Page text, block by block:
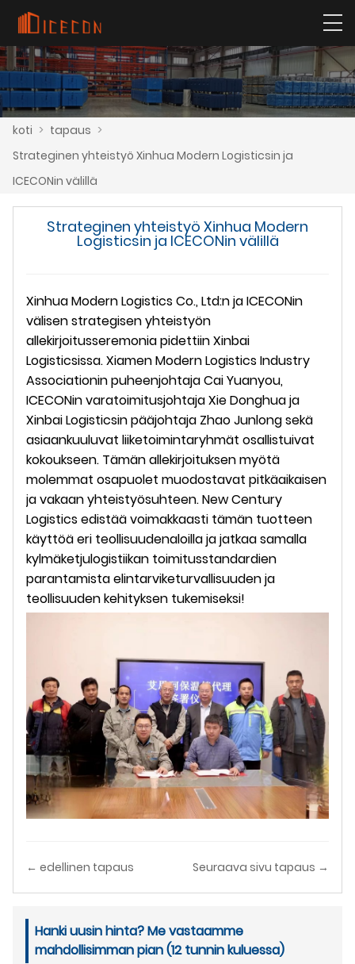
koti > tapaus >
Strateginen yhteistyö Xinhua Modern Logisticsin ja
ICECONin välillä
Strateginen yhteistyö Xinhua Modern
Logisticsin ja ICECONin välillä
Xinhua Modern Logistics Co., Ltd:n ja ICECONin
välisen strategisen yhteistyön
allekirjoitusseremonia pidettiin Xinbai
Logisticsissa. Xiamen Modern Logistics Industry
Associationin puheenjohtaja Cai Yuanyou,
ICECONin varatoimitusjohtaja Xie Donghua ja
Xinbai Logisticsin pääjohtaja Zhao Junlong sekä
asiaankuuluvat liiketoimintaryhmät osallistuivat
kokoukseen. Tämän allekirjoituksen myötä
molemmat osapuolet muodostavat pitkäaikaisen
ja vakaan yhteistyösuhteen. New Century
Logistics edistää voimakkaasti tämän tuotteen
käyttöä eri teollisuudenaloilla ja jatkaa samalla
kylmäketjulogistiikan toimitusstandardien
parantamista elintarviketurvallisuuden ja
teollisuuden kehityksen tukemiseksi!
← edellinen tapaus Seuraava sivu tapaus →
Hanki uusin hinta? Me vastaamme
mahdollisimman pian (12 tunnin kuluessa)